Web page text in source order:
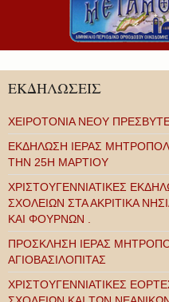
ΕΚΔΗΛΩΣΕΙΣ
ΧΕΙΡΟΤΟΝΙΑ ΝΕΟΥ
ΕΚΔΗΛΩΣΗ ΙΕΡΑΣ
ΤΗΝ 25Η ΜΑΡΤΙΟΥ
ΧΡΙΣΤΟΥΓΕΝΝΙΑΤΙΚΕΣ
ΣΧΟΛΕΙΩΝ ΣΤΑ ΑΚΡΙΤΙΚΑ
ΚΑΙ ΦΟΥΡΝΩΝ .
ΠΡΟΣΚΛΗΣΗ ΙΕΡΑΣ
ΑΓΙΟΒΑΣΙΛΟΠΙΤΑΣ
ΧΡΙΣΤΟΥΓΕΝΝΙΑΤΙΚΕΣ